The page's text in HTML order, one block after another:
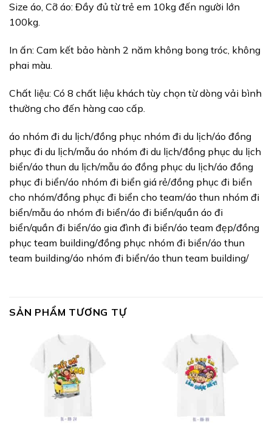
Size áo, Cỡ áo: Đầy đủ từ trẻ em 10kg đến người lớn
100kg.
In ấn: Cam kết bảo hành 2 năm không bong tróc, không
phai màu.
Chất liệu: Có 8 chất liệu khách tùy chọn từ dòng vải bình
thường cho đến hàng cao cấp.
áo nhóm đi du lịch/đồng phục nhóm đi du lịch/áo đồng
phục đi du lịch/mẫu áo nhóm đi du lịch/đồng phục du lịch
biển/áo thun du lịch/mẫu áo đồng phục du lịch/áo đồng
phục đi biển/áo nhóm đi biển giá rẻ/đồng phục đi biển
cho nhóm/đồng phục đi biển cho team/áo thun nhóm đi
biển/mẫu áo nhóm đi biển/áo đi biển/quần áo đi
biển/quần đi biển/áo gia đình đi biển/áo team đẹp/đồng
phục team building/đồng phục nhóm đi biển/áo thun
team building/áo nhóm đi biển/áo thun team building/
SẢN PHẨM TƯƠNG TỰ